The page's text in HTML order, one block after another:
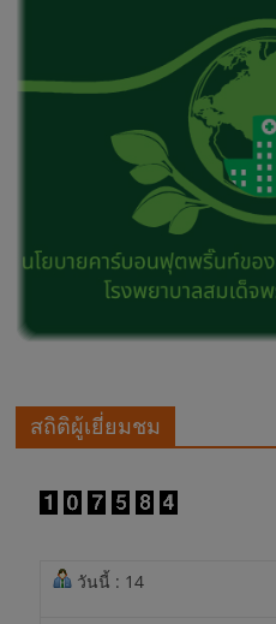
สถิติผู้เยี่ยมชม
วันนี้ : 14